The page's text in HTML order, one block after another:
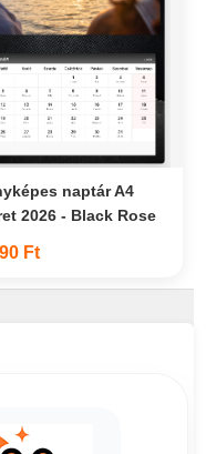
naptár A4
2026 - Black Rose
Ft